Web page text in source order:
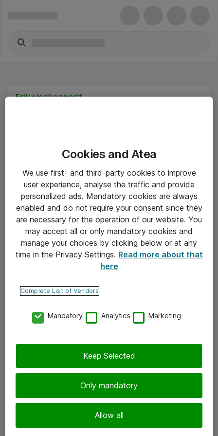
Erikoisskannerit
Hinnat eivät sisällä arvonlisäveroa
eShop Info
Takuu- ja huolto-ohjeet
Yleiset toimitusehdot
Yhteystiedot
Ota yhteyttä
Cookies and Atea
We use first- and third-party cookies to improve
user experience, analyse the traffic and provide
personalized ads. Mandatory cookies are always
enabled and do not require your consent since they
are necessary for the operation of our website. You
may accept all or only mandatory cookies and
manage your choices by clicking below or at any
time in the Privacy Settings. Read more about that
here
Complete List of Vendors
Mandatory Analytics Marketing
Only mandatory
Allow all
Keep Selected